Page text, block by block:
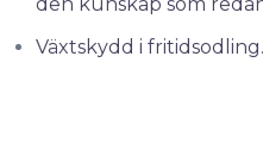
Växtskydd i